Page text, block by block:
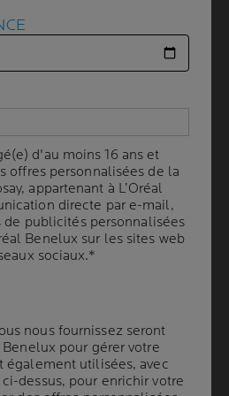
50 ml
PAR
de karité contenu dans le
d’un programme
socialement responsable
d'au moins 16 ans et
offres personnalisées de la
appartenant à L’Oréal
directe par e-mail,
de publicités personnalisées
Benelux sur les sites web
sociaux.*
nous fournissez seront
pour gérer votre
également utilisées, avec
dessus, pour enrichir votre
d'au moins 16 ans et
offres personnalisées de la
appartenant à L’Oréal
directe par e-mail,
de publicités personnalisées
Benelux sur les sites web
sociaux.*
nous fournissez seront
pour gérer votre
également utilisées, avec
dessus, pour enrichir votre